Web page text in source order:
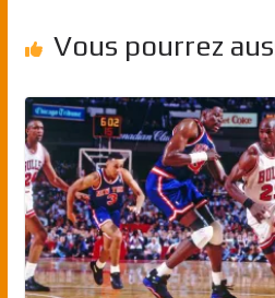
Vous pourrez